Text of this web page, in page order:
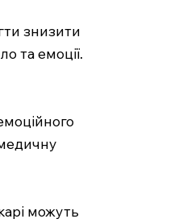
знизити
та емоції.
можуть